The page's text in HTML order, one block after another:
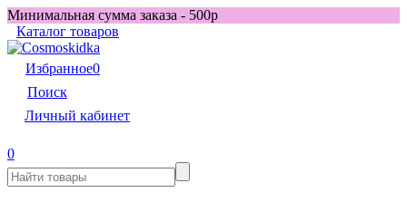
Минимальная сумма заказа - 500р
Каталог товаров
Избранное0
Поиск
Личный кабинет
0